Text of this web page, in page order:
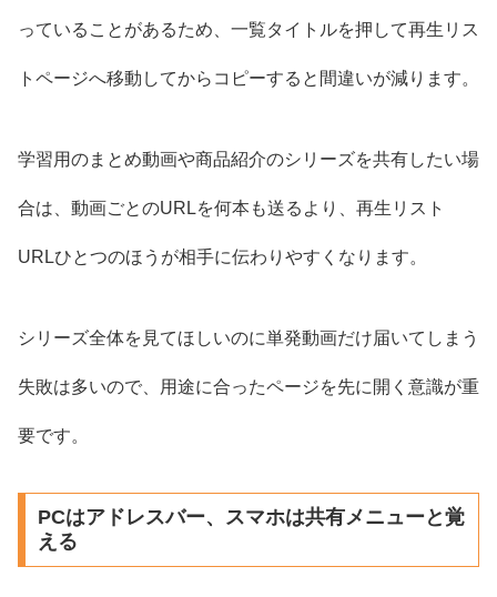
っていることがあるため、一覧タイトルを押して再生リス
トページへ移動してからコピーすると間違いが減ります。
学習用のまとめ動画や商品紹介のシリーズを共有したい場
合は、動画ごとのURLを何本も送るより、再生リスト
URLひとつのほうが相手に伝わりやすくなります。
シリーズ全体を見てほしいのに単発動画だけ届いてしまう
失敗は多いので、用途に合ったページを先に開く意識が重
要です。
PCはアドレスバー、スマホは共有メニューと覚
える